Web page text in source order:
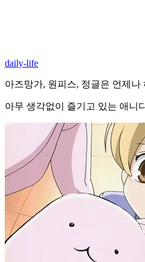
daily-life
아즈망가, 원피스, 정글은 언제나
아무 생각없이 즐기고 있는 애니